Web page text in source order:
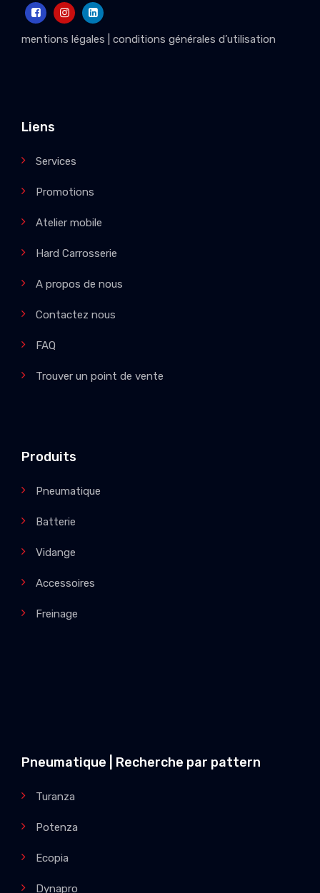
mentions légales conditions générales d’utilisation
Liens
Services
Promotions
Atelier mobile
Hard Carrosserie
A propos de nous
Contactez nous
FAQ
Trouver un point de vente
Produits
Pneumatique
Batterie
Vidange
Accessoires
Freinage
Pneumatique | Recherche par pattern
Turanza
Potenza
Ecopia
Dynapro